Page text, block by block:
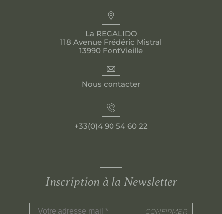
La REGALIDO
118 Avenue Frédéric Mistral
13990 FontVieille
Nous contacter
+33(0)4 90 54 60 22
Inscription à la Newsletter
CONFIRMER